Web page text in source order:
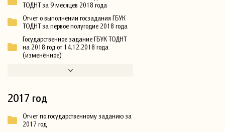
ТОДНТ за 9 месяцев 2018 года
Отчет о выполнении госзадания ГБУК
ТОДНТ за первое полугодие 2018 года
Государственное задание ГБУК ТОДНТ
на 2018 год от 14.12.2018 года
(изменённое)
2017 год
Отчет по государственному заданию за
2017 год